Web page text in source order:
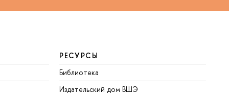
РЕСУРСЫ
Библиотека
Издательский дом ВШЭ